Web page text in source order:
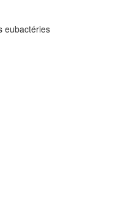
eubactéries